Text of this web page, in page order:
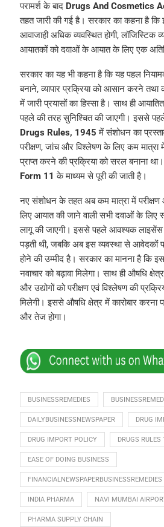
परामर्श के बाद Drugs And Cosmetics
तहत जारी की गई है। सरकार का कहना है
आवाजाही अधिक व्यवस्थित होगी, लॉजिस्टिक
आयातकों को दवाओं के आयात के लिए एक
सरकार का यह भी कहना है कि यह पहल
बनाने, व्यापार प्रक्रिया को आसान करने तथा
में जारी प्रयासों का हिस्सा है। साथ ही
पहले की तरह सुनिश्चित की जाएगी। इससे
Drugs Rules, 1945 में संशोधन का
परीक्षण, जांच और विश्लेषण के लिए कम
प्राप्त करने की प्रक्रिया को सरल बनाना
Form 11 के माध्यम से पूरी की जाती है।
नए संशोधन के तहत अब कम मात्रा में
लिए आयात की जाने वाली सभी दवाओं के लिए
लागू की जाएगी। इससे पहले आवश्यक लाइसेंस
पड़ती थी, जबकि अब इस व्यवस्था से आवेदकों
होने की उम्मीद है। सरकार का मानना है
नवाचार को बढ़ावा मिलेगा। साथ ही औषधि
और उद्योगों को परीक्षण एवं विश्लेषण की
मिलेगी। इससे औषधि क्षेत्र में कारोबार
और तेज होगा।
BUSINESSREMEDIES
DAILYBUSINESSNEWSPAPER DRUG
DRUG IMPORT POLICY DRUGS RULES
EASE OF DOING BUSINESS
FINANCIALNEWSPAPERBUSINESSREMEDIES
INDIA PHARMA NAVI MUMBAI
PHARMA SUPPLY CHAIN